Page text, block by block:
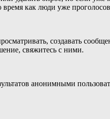
время как люди уже
создавать
свяжитесь с ними.
анонимными